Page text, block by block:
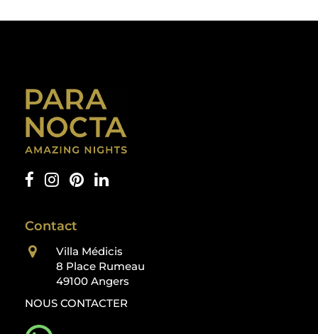
Contact
Villa Médicis
8 Place Rumeau
49100 Angers
NOUS CONTACTER